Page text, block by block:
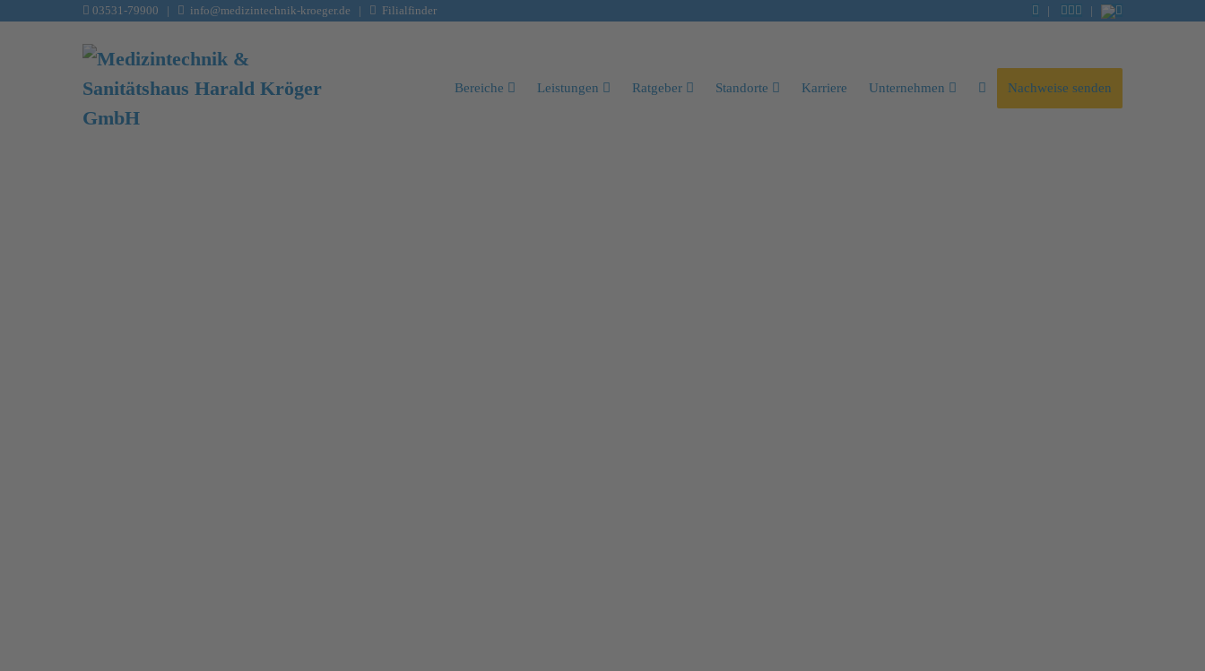
03531-79900 | info@medizintechnik-kroeger.de | Filialfinder | |
Bereiche Leistungen Ratgeber Standorte Karriere Unternehmen Nachweise senden